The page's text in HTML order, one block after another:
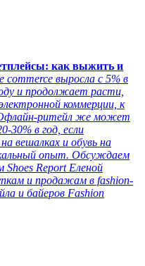
как выжить и
commerce выросла с 5% в
и продолжает расти,
коммерции, к
Офлайн-ритейл же может
30% в год, если
вешалках и обувь на
опыт. Обсуждаем
Report Еленой
и продажам в fashion-
и байеров Fashion